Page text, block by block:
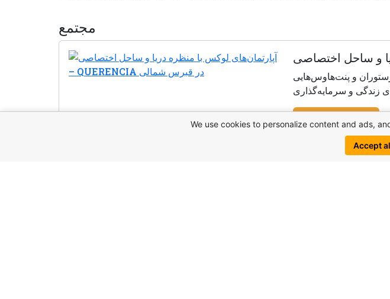
مجتمع
و پنت‌هاوس‌هایی
View complex
We use cookies to personalize content and ads,
Accept